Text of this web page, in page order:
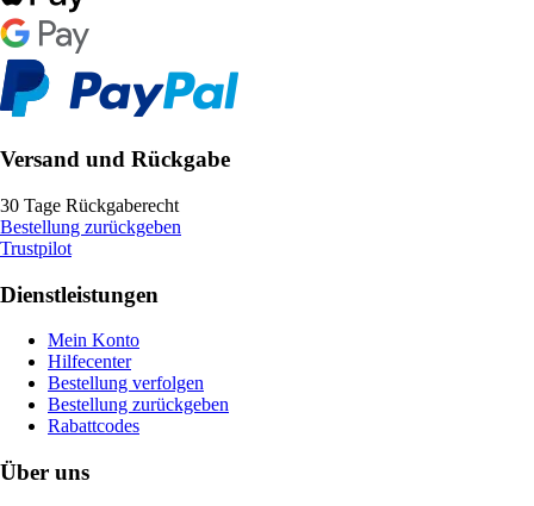
Versand und Rückgabe
30 Tage Rückgaberecht
Bestellung zurückgeben
Trustpilot
Dienstleistungen
Mein Konto
Hilfecenter
Bestellung verfolgen
Bestellung zurückgeben
Rabattcodes
Über uns